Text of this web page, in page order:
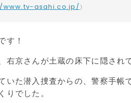
www.tv-asahi.co.jp/ ）
す！
右京さんが土蔵の床下に隠され
いた潜入捜査からの、警察手帳
りでした。